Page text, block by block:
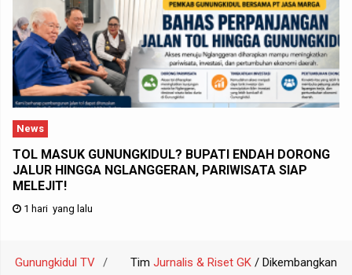
News
TOL MASUK GUNUNGKIDUL? BUPATI ENDAH DORONG
JALUR HINGGA NGLANGGERAN, PARIWISATA SIAP
MELEJIT!
1 hari yang lalu
Gunungkidul TV Tim Jurnalis & Riset GK / Dikembangkan